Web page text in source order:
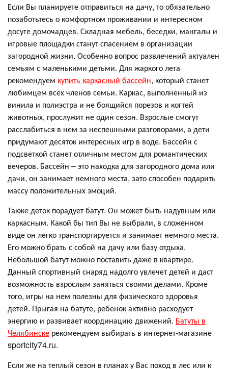
Если Вы планируете отправиться на дачу, то обязательно
позаботьтесь о комфортном проживании и интересном
досуге домочадцев. Складная мебель, беседки, мангалы и
игровые площадки станут спасением в организации
загородной жизни. Особенно вопрос развлечений актуален
семьям с маленькими детьми. Для жаркого лета
рекомендуем купить каркасный бассейн, который станет
любимцем всех членов семьи. Каркас, выполненный из
винила и полиэстра и не боящийся порезов и когтей
животных, прослужит не один сезон. Взрослые смогут
расслабиться в нем за неспешными разговорами, а дети
придумают десяток интересных игр в воде. Бассейн с
подсветкой станет отличным местом для романтических
вечеров. Бассейн – это находка для загородного дома или
дачи, он занимает немного места, зато способен подарить
массу положительных эмоций.
Также деток порадует батут. Он может быть надувным или
каркасным. Какой бы тип Вы не выбрали, в сложенном
виде он легко транспортируется и занимает немного места.
Его можно брать с собой на дачу или базу отдыха.
Небольшой батут можно поставить даже в квартире.
Данный спортивный снаряд надолго увлечет детей и даст
возможность взрослым заняться своими делами. Кроме
того, игры на нем полезны для физического здоровья
детей. Прыгая на батуте, ребенок активно расходует
энергию и развивает координацию движений. Батуты в
Челябинске рекомендуем выбирать в интернет-магазине
sportcity74.ru.
Если же на теплый сезон в планах у Вас поход в лес или к